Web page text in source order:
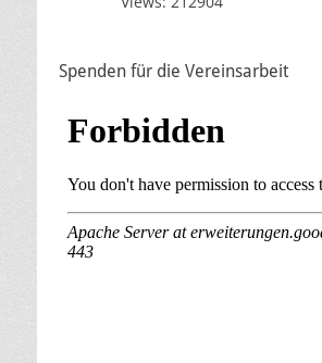
Spenden für die Vereinsarbeit